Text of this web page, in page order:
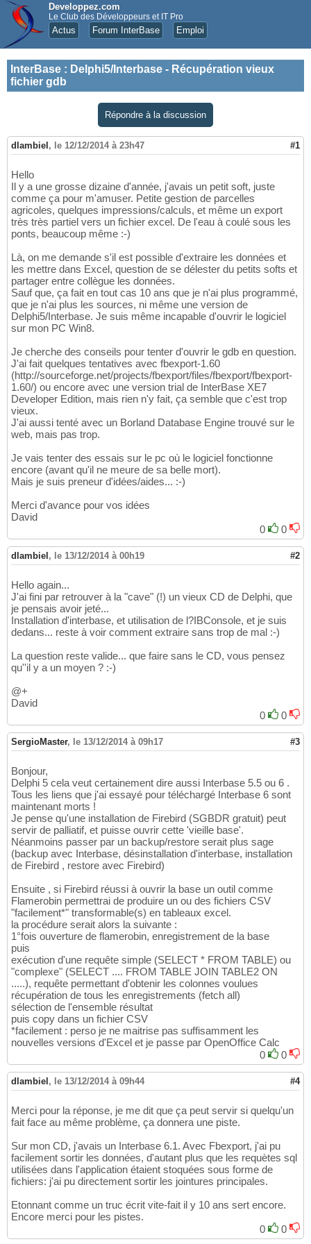
Developpez.com
Le Club des Développeurs et IT Pro
Actus Forum InterBase Emploi
InterBase : Delphi5/Interbase - Récupération vieux
fichier gdb
Répondre à la discussion
dlambiel , le 12/12/2014 à 23h47 #1
Hello
Il y a une grosse dizaine d'année, j'avais un petit soft, juste
comme ça pour m'amuser. Petite gestion de parcelles
agricoles, quelques impressions/calculs, et même un export
très très partiel vers un fichier excel. De l'eau à coulé sous les
ponts, beaucoup même :-)
Là, on me demande s'il est possible d'extraire les données et
les mettre dans Excel, question de se délester du petits softs et
partager entre collègue les données.
Sauf que, ça fait en tout cas 10 ans que je n'ai plus programmé,
que je n'ai plus les sources, ni même une version de
Delphi5/Interbase. Je suis même incapable d'ouvrir le logiciel
sur mon PC Win8.
Je cherche des conseils pour tenter d'ouvrir le gdb en question.
J'ai fait quelques tentatives avec fbexport-1.60
(http://sourceforge.net/projects/fbexport/files/fbexport/fbexport-
1.60/) ou encore avec une version trial de InterBase XE7
Developer Edition, mais rien n'y fait, ça semble que c'est trop
vieux.
J'ai aussi tenté avec un Borland Database Engine trouvé sur le
web, mais pas trop.
Je vais tenter des essais sur le pc où le logiciel fonctionne
encore (avant qu'il ne meure de sa belle mort).
Mais je suis preneur d'idées/aides... :-)
Merci d'avance pour vos idées
David
0
0
dlambiel , le 13/12/2014 à 00h19 #2
Hello again...
J'ai fini par retrouver à la "cave" (!) un vieux CD de Delphi, que
je pensais avoir jeté...
Installation d'interbase, et utilisation de l?IBConsole, et je suis
dedans... reste à voir comment extraire sans trop de mal :-)
La question reste valide... que faire sans le CD, vous pensez
qu''il y a un moyen ? :-)
@+
David
0
0
SergioMaster, le 13/12/2014 à 09h17 #3
Bonjour,
Delphi 5 cela veut certainement dire aussi Interbase 5.5 ou 6 .
Tous les liens que j'ai essayé pour téléchargé Interbase 6 sont
maintenant morts !
Je pense qu'une installation de Firebird (SGBDR gratuit) peut
servir de palliatif, et puisse ouvrir cette 'vieille base'.
Néanmoins passer par un backup/restore serait plus sage
(backup avec Interbase, désinstallation d'interbase, installation
de Firebird , restore avec Firebird)
Ensuite , si Firebird réussi à ouvrir la base un outil comme
Flamerobin permettrai de produire un ou des fichiers CSV
"facilement*" transformable(s) en tableaux excel.
la procédure serait alors la suivante :
1°fois ouverture de flamerobin, enregistrement de la base
puis
exécution d'une requête simple (SELECT * FROM TABLE) ou
"complexe" (SELECT .... FROM TABLE JOIN TABLE2 ON
.....), requête permettant d'obtenir les colonnes voulues
récupération de tous les enregistrements (fetch all)
sélection de l'ensemble résultat
puis copy dans un fichier CSV
*facilement : perso je ne maitrise pas suffisamment les
nouvelles versions d'Excel et je passe par OpenOffice Calc
0
0
dlambiel , le 13/12/2014 à 09h44 #4
Merci pour la réponse, je me dit que ça peut servir si quelqu'un
fait face au même problème, ça donnera une piste.
Sur mon CD, j'avais un Interbase 6.1. Avec Fbexport, j'ai pu
facilement sortir les données, d'autant plus que les requètes sql
utilisées dans l'application étaient stoquées sous forme de
fichiers: j'ai pu directement sortir les jointures principales.
Etonnant comme un truc écrit vite-fait il y 10 ans sert encore.
Encore merci pour les pistes.
0
0